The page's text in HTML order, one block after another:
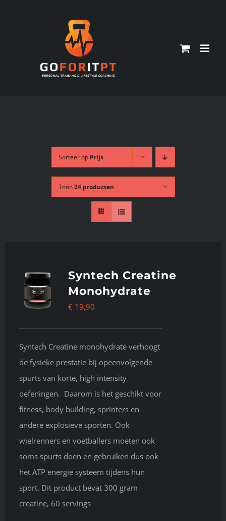
Sorteer op Prijs
Toon24 producten
Syntech Creatine
Monohydrate
€19,90
Syntech Creatine monohydrate verhoogt
de fysieke prestatie bij opeenvolgende
spurts van korte, high intensity
oefeningen. Daarom is het geschikt voor
fitness, body building, sprinters en
andere explosieve sporten. Ook
wielrenners en voetballers moeten ook
soms spurts doen en gebruiken dus ook
het ATP energie systeem tijdens hun
sport. Dit product bevat 300 gram
creatine, 60 servings